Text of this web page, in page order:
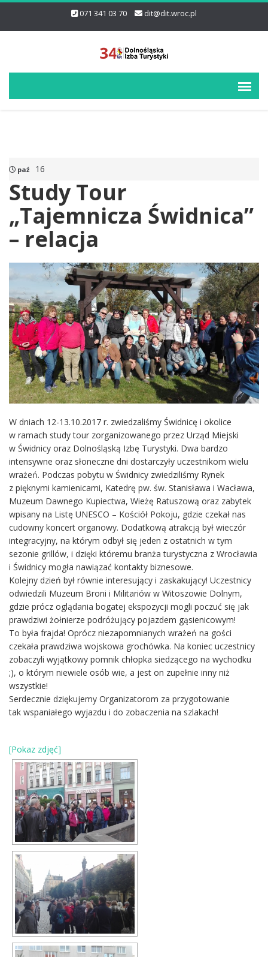
071 341 03 70 dit@dit.wroc.pl
paź 16
Study Tour
„Tajemnicza Świdnica”
– relacja
W dniach 12-13.10.2017 r. zwiedzaliśmy Świdnicę i okolice
w ramach study tour zorganizowanego przez Urząd Miejski
w Świdnicy oraz Dolnośląską Izbę Turystyki. Dwa bardzo
intensywne oraz słoneczne dni dostarczyły uczestnikom wielu
wrażeń. Podczas pobytu w Świdnicy zwiedziliśmy Rynek
z pięknymi kamienicami, Katedrę pw. św. Stanisława i Wacława,
Muzeum Dawnego Kupiectwa, Wieżę Ratuszową oraz zabytek
wpisany na Listę UNESCO – Kościół Pokoju, gdzie czekał nas
cudowny koncert organowy. Dodatkową atrakcją był wieczór
integracyjny, na którym odbył się jeden z ostatnich w tym
sezonie grillów, i dzięki któremu branża turystyczna z Wrocławia
i Świdnicy mogła nawiązać kontakty biznesowe.
Kolejny dzień był równie interesujący i zaskakujący! Uczestnicy
odwiedzili Muzeum Broni i Militariów w Witoszowie Dolnym,
gdzie prócz oglądania bogatej ekspozycji mogli poczuć się jak
prawdziwi żołnierze podróżujący pojazdem gąsienicowym!
To była frajda! Oprócz niezapomnianych wrażeń na gości
czekała prawdziwa wojskowa grochówka. Na koniec uczestnicy
zobaczyli wyjątkowy pomnik chłopka siedzącego na wychodku
;), o którym niewiele osób wie, a jest on zupełnie inny niż
wszystkie!
Serdecznie dziękujemy Organizatorom za przygotowanie
tak wspaniałego wyjazdu i do zobaczenia na szlakach!
[Pokaz zdjęć]